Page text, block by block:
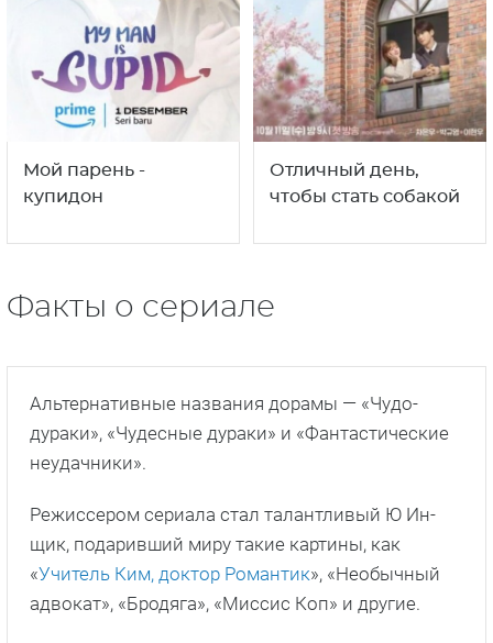
Мой парень -
купидон
Отличный день,
чтобы стать собакой
Факты о сериале
Альтернативные названия дорамы — «Чудо-
дураки», «Чудесные дураки» и «Фантастические
неудачники».
Режиссером сериала стал талантливый Ю Ин-
щик, подаривший миру такие картины, как
«Учитель Ким, доктор Романтик», «Необычный
адвокат», «Бродяга», «Миссис Коп» и другие.